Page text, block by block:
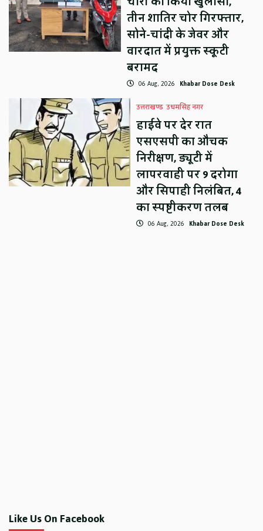
तीन शातिर चोर गिरफ्तार,
सोने-चांदी के जेवर और
वारदात में प्रयुक्त स्कूटी
बरामद
06 Aug, 2026 Khabar Dose Desk
उत्तराखण्ड उधमसिंह नगर
हाईवे पर देर रात
एसएसपी का औचक
निरीक्षण, ड्यूटी में
लापरवाही पर 9 दरोगा
और सिपाही निलंबित, 4
का स्पष्टीकरण तलब
06 Aug, 2026 Khabar Dose Desk
Like Us On Facebook